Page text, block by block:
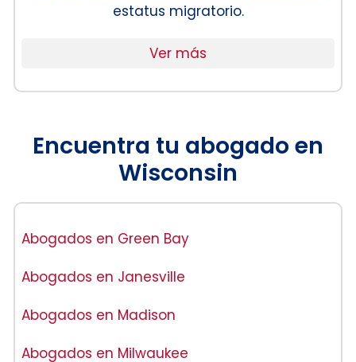
estatus migratorio.
Ver más
Encuentra tu abogado en
Wisconsin
Abogados en Green Bay
Abogados en Janesville
Abogados en Madison
Abogados en Milwaukee